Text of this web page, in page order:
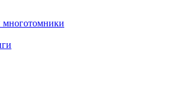
многотомники